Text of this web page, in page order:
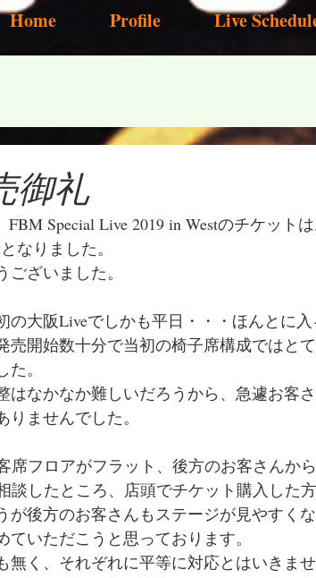
Home Profile Live
御礼
Special Live 2019 in Westのチケット
なりました。
ざいました。
の大阪Liveでしかも平日・・・ほんとに
売開始数十分で当初の椅子席構成ではと
。
はなかなか難しいだろうから、急遽お客
ませんでした。
席フロアがフラット、後方のお客さんか
談したところ、店頭でチケット購入した
が後方のお客さんもステージが見やすく
いただこうと思っております。
無く、それぞれに平等に対応とはいきま